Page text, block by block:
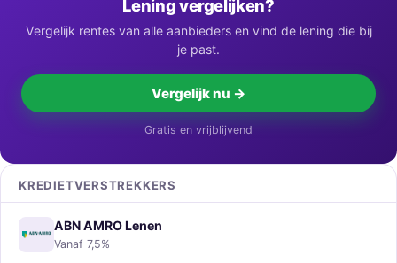
Lening vergelijken?
Vergelijk rentes van alle aanbieders en vind de lening die bij
je past.
Vergelijk nu →
Gratis en vrijblijvend
KREDIETVERSTREKKERS
ABN AMRO Lenen
Vanaf 7,5%